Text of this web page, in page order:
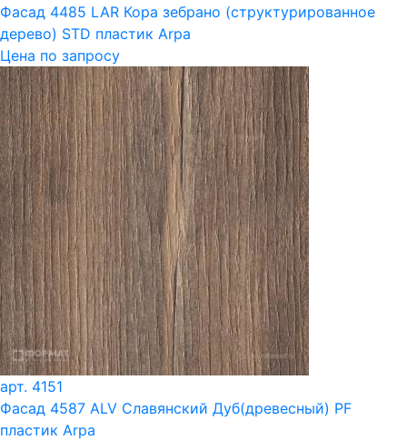
Фасад 4485 LAR Кора зебрано (структурированное
дерево) STD пластик Arpa
Цена по запросу
арт. 4151
Фасад 4587 ALV Славянский Дуб(древесный) PF
пластик Arpa